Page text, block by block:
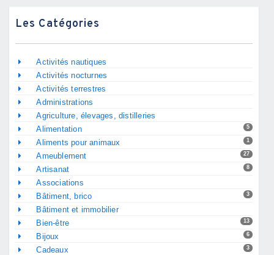
Les Catégories
Activités nautiques
Activités nocturnes
Activités terrestres
Administrations
Agriculture, élevages, distilleries
5
Alimentation
1
Aliments pour animaux
27
Ameublement
8
Artisanat
Associations
3
Bâtiment, brico
Bâtiment et immobilier
13
Bien-être
6
Bijoux
3
Cadeaux